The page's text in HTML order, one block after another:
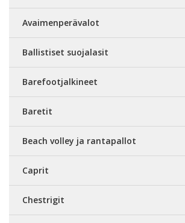
Avaimenperävalot
Ballistiset suojalasit
Barefootjalkineet
Baretit
Beach volley ja rantapallot
Caprit
Chestrigit